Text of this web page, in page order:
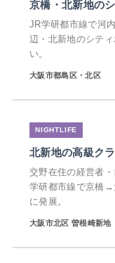
京橋・北新地の
JR学研都市線で河
辺・北新地のシテ
い。
大阪市都島区・北区
北新地の高級ク
交野在住の経営者
学研都市線で京橋→
に発展。
大阪市北区 曽根崎新地